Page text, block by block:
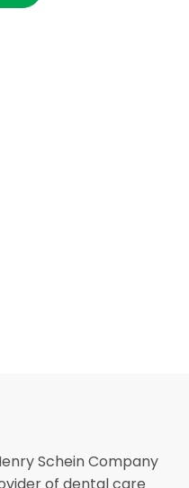
Schein Company